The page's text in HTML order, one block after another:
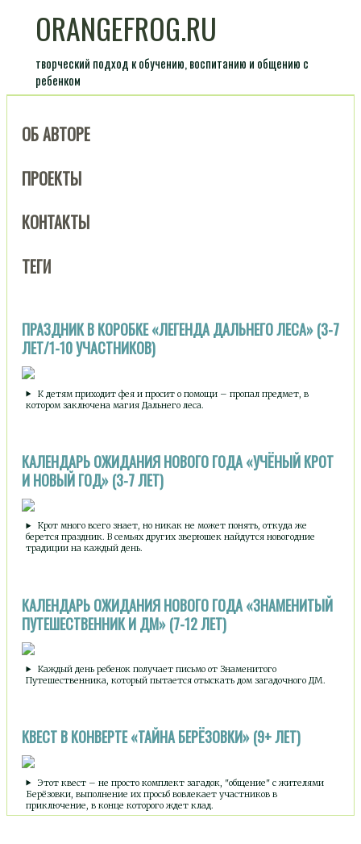
ORANGEFROG.RU
творческий подход к обучению, воспитанию и общению с
ребенком
ОБ АВТОРЕ
ПРОЕКТЫ
КОНТАКТЫ
ТЕГИ
ПРАЗДНИК В КОРОБКЕ «ЛЕГЕНДА ДАЛЬНЕГО ЛЕСА» (3-7
ЛЕТ/1-10 УЧАСТНИКОВ)
К детям приходит фея и просит о помощи – пропал предмет, в
котором заключена магия Дальнего леса.
КАЛЕНДАРЬ ОЖИДАНИЯ НОВОГО ГОДА «УЧЁНЫЙ КРОТ
И НОВЫЙ ГОД» (3-7 ЛЕТ)
Крот много всего знает, но никак не может понять, откуда же
берется праздник. В семьях других зверюшек найдутся новогодние
традиции на каждый день.
КАЛЕНДАРЬ ОЖИДАНИЯ НОВОГО ГОДА «ЗНАМЕНИТЫЙ
ПУТЕШЕСТВЕННИК И ДМ» (7-12 ЛЕТ)
Каждый день ребенок получает письмо от Знаменитого
Путешественника, который пытается отыскать дом загадочного ДМ.
КВЕСТ В КОНВЕРТЕ «ТАЙНА БЕРЁЗОВКИ» (9+ ЛЕТ)
Этот квест – не просто комплект загадок, "общение" с жителями
Берёзовки, выполнение их просьб вовлекает участников в
приключение, в конце которого ждет клад.